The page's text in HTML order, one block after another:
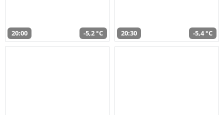
20:00 -5,2 °C 20:30 -5,4 °C